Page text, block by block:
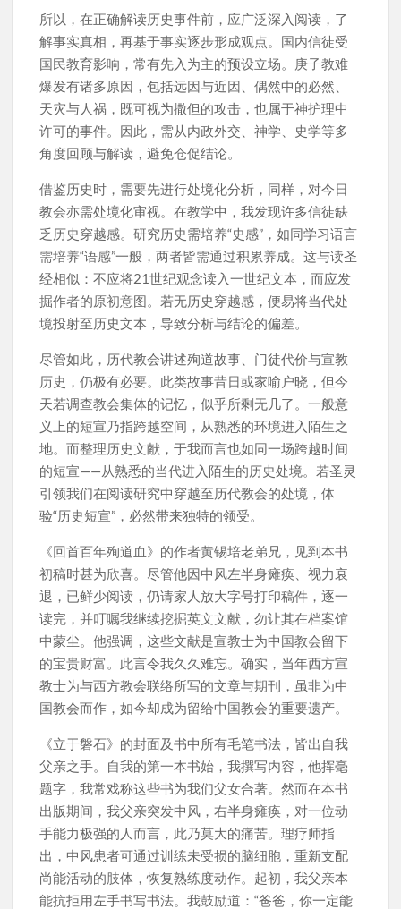
所以，在正确解读历史事件前，应广泛深入阅读，了
解事实真相，再基于事实逐步形成观点。国内信徒受
国民教育影响，常有先入为主的预设立场。庚子教难
爆发有诸多原因，包括远因与近因、偶然中的必然、
天灾与人祸，既可视为撒但的攻击，也属于神护理中
许可的事件。因此，需从内政外交、神学、史学等多
角度回顾与解读，避免仓促结论。
借鉴历史时，需要先进行处境化分析，同样，对今日
教会亦需处境化审视。在教学中，我发现许多信徒缺
乏历史穿越感。研究历史需培养“史感”，如同学习语言
需培养“语感”一般，两者皆需通过积累养成。这与读圣
经相似：不应将21世纪观念读入一世纪文本，而应发
掘作者的原初意图。若无历史穿越感，便易将当代处
境投射至历史文本，导致分析与结论的偏差。
尽管如此，历代教会讲述殉道故事、门徒代价与宣教
历史，仍极有必要。此类故事昔日或家喻户晓，但今
天若调查教会集体的记忆，似乎所剩无几了。一般意
义上的短宣乃指跨越空间，从熟悉的环境进入陌生之
地。而整理历史文献，于我而言也如同一场跨越时间
的短宣——从熟悉的当代进入陌生的历史处境。若圣灵
引领我们在阅读研究中穿越至历代教会的处境，体
验“历史短宣”，必然带来独特的领受。
《回首百年殉道血》的作者黄锡培老弟兄，见到本书
初稿时甚为欣喜。尽管他因中风左半身瘫痪、视力衰
退，已鲜少阅读，仍请家人放大字号打印稿件，逐一
读完，并叮嘱我继续挖掘英文文献，勿让其在档案馆
中蒙尘。他强调，这些文献是宣教士为中国教会留下
的宝贵财富。此言令我久久难忘。确实，当年西方宣
教士为与西方教会联络所写的文章与期刊，虽非为中
国教会而作，如今却成为留给中国教会的重要遗产。
《立于磐石》的封面及书中所有毛笔书法，皆出自我
父亲之手。自我的第一本书始，我撰写内容，他挥毫
题字，我常戏称这些书为我们父女合著。然而在本书
出版期间，我父亲突发中风，右半身瘫痪，对一位动
手能力极强的人而言，此乃莫大的痛苦。理疗师指
出，中风患者可通过训练未受损的脑细胞，重新支配
尚能活动的肢体，恢复熟练度动作。起初，我父亲本
能抗拒用左手书写书法。我鼓励道：“爸爸，你一定能